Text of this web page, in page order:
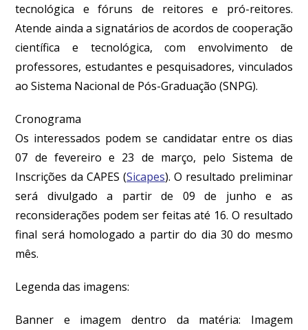
tecnológica e fóruns de reitores e pró-reitores.
Atende ainda a signatários de acordos de cooperação
científica e tecnológica, com envolvimento de
professores, estudantes e pesquisadores, vinculados
ao Sistema Nacional de Pós-Graduação (SNPG).
Cronograma
Os interessados podem se candidatar entre os dias
07 de fevereiro e 23 de março, pelo Sistema de
Inscrições da CAPES (Sicapes). O resultado preliminar
será divulgado a partir de 09 de junho e as
reconsiderações podem ser feitas até 16. O resultado
final será homologado a partir do dia 30 do mesmo
mês.
Legenda das imagens:
Banner e imagem dentro da matéria: Imagem